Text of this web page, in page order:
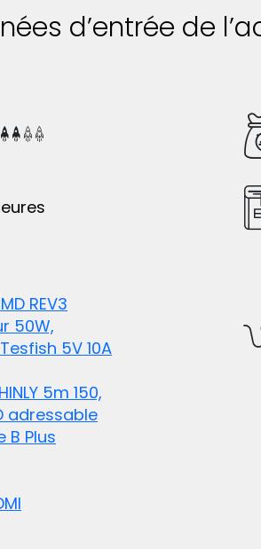
d’entrée de
REV3
50W,
5V 10A
5m 150,
adressable
B Plus